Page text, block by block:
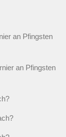
an Pfingsten
an Pfingsten